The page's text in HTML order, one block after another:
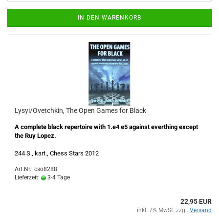
IN DEN WARENKORB
Lysyi/Ovetchkin, The Open Games for Black
A complete black repertoire with 1.e4 e5 against everthing except
the Ruy Lopez.
244 S., kart., Chess Stars 2012
Art.Nr.: cso8288
Lieferzeit:
3-4 Tage
22,95 EUR
inkl. 7% MwSt. zzgl. Versand